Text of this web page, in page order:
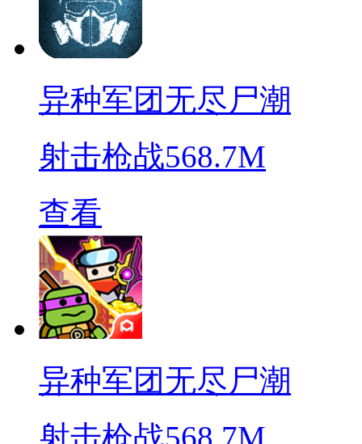
异种军团无尽尸潮
射击枪战568.7M
查看
异种军团无尽尸潮